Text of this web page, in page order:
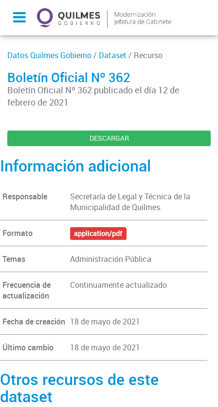
Datos Quilmes Gobierno/ Dataset / Recurso
Boletín Oficial Nº 362
Boletín Oficial Nº 362 publicado el día 12 de
febrero de 2021
DESCARGAR
Información adicional
Responsable
Secretaría de Legal y Técnica de la
Municipalidad de Quilmes.
Formato application/pdf
Temas Administración Pública
Frecuencia de
actualización
Continuamente actualizado
Fecha de creación 18 de mayo de 2021
Último cambio 18 de mayo de 2021
Otros recursos de este
dataset